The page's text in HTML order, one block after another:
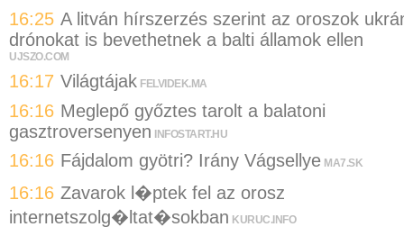
16:25 A litván hírszerzés szerint az oroszok
drónokat is bevethetnek a balti államok ellen
UJSZO.COM
16:17 Világtájak FELVIDEK.MA
16:16 Meglepő győztes tarolt a balatoni
gasztroversenyen INFOSTART.HU
16:16 Fájdalom gyötri? Irány Vágsellye MA7.SK
16:16 Zavarok l�ptek fel az orosz
internetszolg�ltat�sokban KURUC.INFO